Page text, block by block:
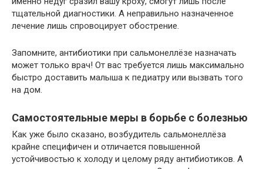
тщательной диагностики. А неправильно назначенное
лечение лишь спровоцирует обострение.
Запомните, антибиотики при сальмонеллёзе назначать
может только врач! От вас требуется лишь максимально
быстро доставить малыша к педиатру или вызвать того
на дом.
Самостоятельные меры в борьбе с болезнью
Как уже было сказано, возбудитель сальмонеллёза
крайне специфичен и отличается повышенной
устойчивостью к холоду и целому ряду антибиотиков. А